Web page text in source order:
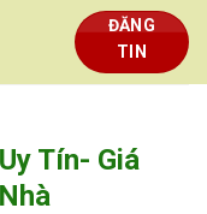
ĐĂNG
TIN
Tín- Giá